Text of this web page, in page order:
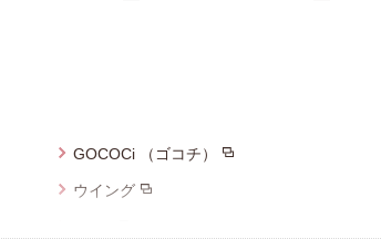
GOCOCi （ゴコチ）
ウイング